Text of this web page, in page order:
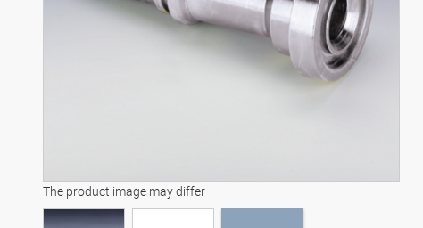
The product image may differ
Modelo 3D